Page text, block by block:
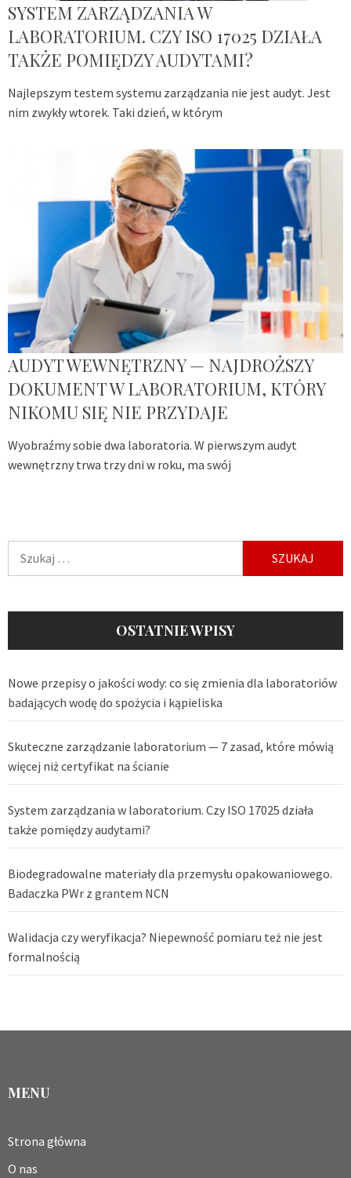
SYSTEM ZARZĄDZANIA W
LABORATORIUM. CZY ISO 17025 DZIAŁA
TAKŻE POMIĘDZY AUDYTAMI?
Najlepszym testem systemu zarządzania nie jest audyt. Jest
nim zwykły wtorek. Taki dzień, w którym
AUDYT WEWNĘTRZNY — NAJDROŻSZY
DOKUMENT W LABORATORIUM, KTÓRY
NIKOMU SIĘ NIE PRZYDAJE
Wyobraźmy sobie dwa laboratoria. W pierwszym audyt
wewnętrzny trwa trzy dni w roku, ma swój
OSTATNIE WPISY
Nowe przepisy o jakości wody: co się zmienia dla laboratoriów
badających wodę do spożycia i kąpieliska
Skuteczne zarządzanie laboratorium — 7 zasad, które mówią
więcej niż certyfikat na ścianie
System zarządzania w laboratorium. Czy ISO 17025 działa
także pomiędzy audytami?
Biodegradowalne materiały dla przemysłu opakowaniowego.
Badaczka PWr z grantem NCN
Walidacja czy weryfikacja? Niepewność pomiaru też nie jest
formalnością
MENU
Strona główna
O nas